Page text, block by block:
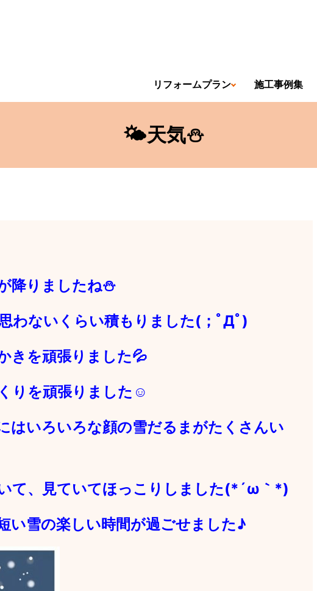
リフォームプラン 施工事例集
🌤天気⛄
降りましたね⛄
わないくらい積もりました(；ﾟДﾟ)
きを頑張りました💦
りを頑張りました☺
はいろいろな顔の雪だるまがたくさんい
て、見ていてほっこりしました(*´ω｀*)
い雪の楽しい時間が過ごせました♪